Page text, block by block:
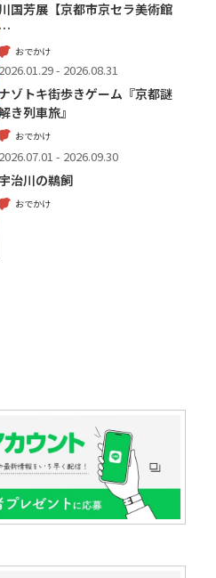
国芳展【京都市京セラ美術館
…
おでかけ
2026.01.29 - 2026.08.31
ナゾトキ街歩きゲーム『京都謎
き列車旅』
おでかけ
2026.07.01 - 2026.09.30
宇治川の鵜飼
おでかけ